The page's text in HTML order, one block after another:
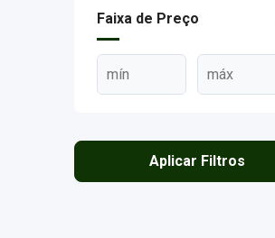
Faixa de Preço
Aplicar Filtros